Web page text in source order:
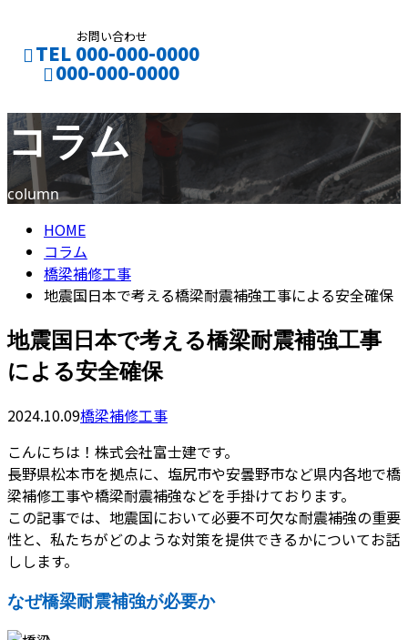
お問い合わせ
TEL 000-000-0000
000-000-0000
ENTRY
CONTACT
コラム
column
HOME
コラム
橋梁補修工事
地震国日本で考える橋梁耐震補強工事による安全確保
地震国日本で考える橋梁耐震補強工事
による安全確保
2024.10.09橋梁補修工事
こんにちは！株式会社富士建です。
長野県松本市を拠点に、塩尻市や安曇野市など県内各地で橋
梁補修工事や橋梁耐震補強などを手掛けております。
この記事では、地震国において必要不可欠な耐震補強の重要
性と、私たちがどのような対策を提供できるかについてお話
しします。
なぜ橋梁耐震補強が必要か